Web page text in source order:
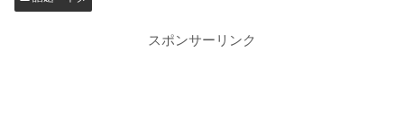
スポンサーリンク